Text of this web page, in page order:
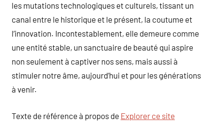
les mutations technologiques et culturels, tissant un
canal entre le historique et le présent, la coutume et
l’innovation. Incontestablement, elle demeure comme
une entité stable, un sanctuaire de beauté qui aspire
non seulement à captiver nos sens, mais aussi à
stimuler notre âme, aujourd’hui et pour les générations
à venir.
Texte de référence à propos de Explorer ce site